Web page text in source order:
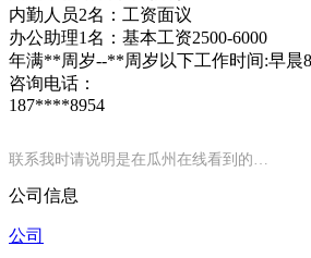
内勤人员2名：工资面议
办公助理1名：基本工资2500-6000
年满**周岁--**周岁以下工作时间:早晨
咨询电话：
187****8954
联系我时请说明是在瓜州在线看到的…
公司信息
公司